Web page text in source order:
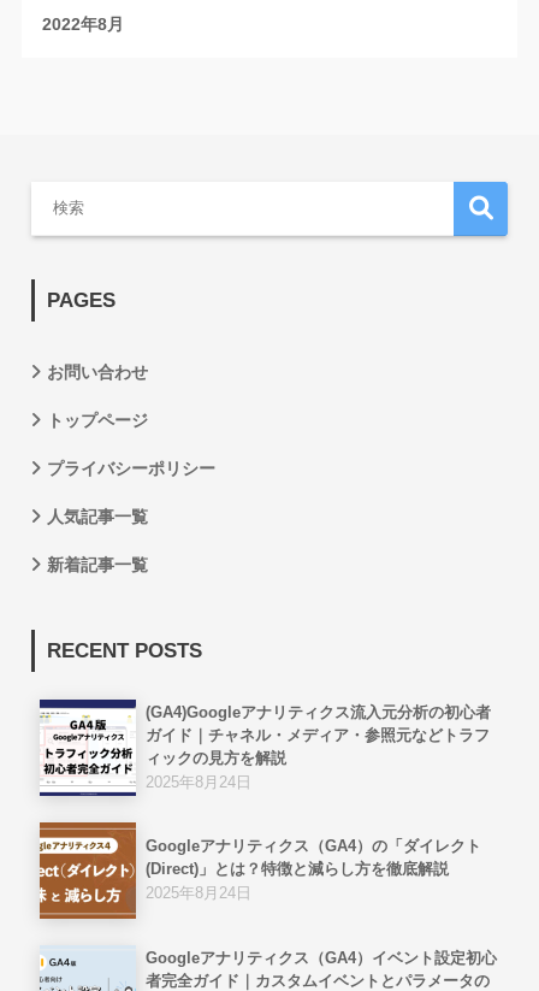
2022年8月
PAGES
お問い合わせ
トップページ
プライバシーポリシー
人気記事一覧
新着記事一覧
RECENT POSTS
(GA4)Googleアナリティクス流入元分析の初心者
ガイド｜チャネル・メディア・参照元などトラフ
ィックの見方を解説
2025年8月24日
Googleアナリティクス（GA4）の「ダイレクト
(Direct)」とは？特徴と減らし方を徹底解説
2025年8月24日
Googleアナリティクス（GA4）イベント設定初心
者完全ガイド｜カスタムイベントとパラメータの